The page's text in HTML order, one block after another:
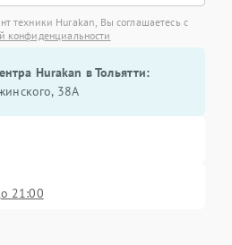
техники Hurakan, Вы соглашаетесь с
конфиденциальности
Hurakan в Тольятти:
38А
21:00